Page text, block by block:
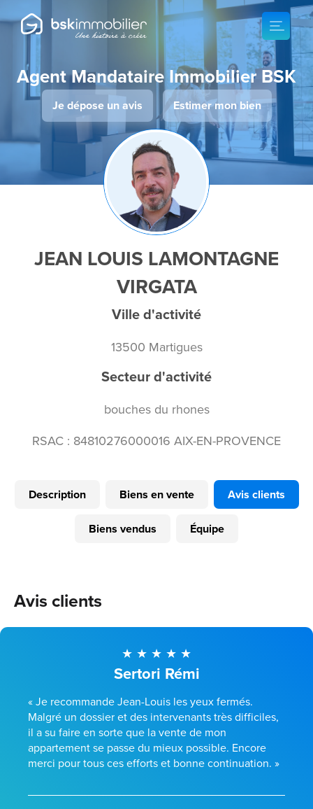
Agent Mandataire Immobilier BSK
Je dépose un avis Estimer mon bien
JEAN LOUIS LAMONTAGNE
VIRGATA
Ville d'activité
13500 Martigues
Secteur d'activité
bouches du rhones
RSAC : 84810276000016 AIX-EN-PROVENCE
Description Biens en vente Avis clients
Biens vendus Équipe
Avis clients
Sertori Rémi
« Je recommande Jean-Louis les yeux fermés.
Malgré un dossier et des intervenants très difficiles,
il a su faire en sorte que la vente de mon
appartement se passe du mieux possible. Encore
merci pour tous ces efforts et bonne continuation. »